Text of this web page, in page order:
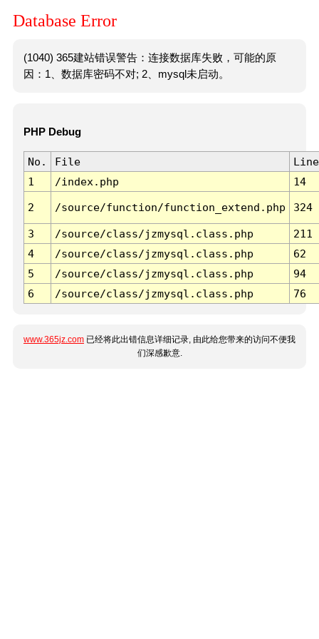
Database Error
(1040) 365建站错误警告：连接数据库失败，可能的原
因：1、数据库密码不对; 2、mysql未启动。
PHP Debug
No. File
Line
1
/index.php 14
2 /source/function/function_extend.php 324
3 /source/class/jzmysql.class.php
211
4
/source/class/jzmysql.class.php
62
5
/source/class/jzmysql.class.php
94
6
/source/class/jzmysql.class.php 76
www.365jz.com 已经将此出错信息详细记录, 由此给您带来的访问不便我
们深感歉意.